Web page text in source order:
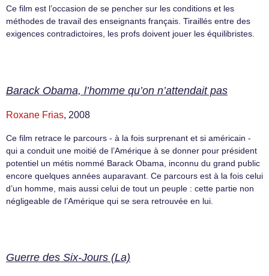
Ce film est l’occasion de se pencher sur les conditions et les
méthodes de travail des enseignants français. Tiraillés entre des
exigences contradictoires, les profs doivent jouer les équilibristes.
Barack Obama, l’homme qu’on n’attendait pas
Roxane Frias, 2008
Ce film retrace le parcours - à la fois surprenant et si américain -
qui a conduit une moitié de l’Amérique à se donner pour président
potentiel un métis nommé Barack Obama, inconnu du grand public
encore quelques années auparavant. Ce parcours est à la fois celui
d’un homme, mais aussi celui de tout un peuple : cette partie non
négligeable de l’Amérique qui se sera retrouvée en lui.
Guerre des Six-Jours (La)